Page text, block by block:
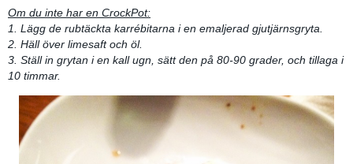
Om du inte har en CrockPot:
1. Lägg de rubtäckta karrébitarna i en emaljerad gjutjärnsgryta.
2. Häll över limesaft och öl.
3. Ställ in grytan i en kall ugn, sätt den på 80-90 grader, och tillaga i
10 timmar.